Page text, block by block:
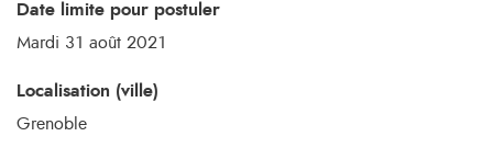
Date limite pour postuler
Mardi 31 août 2021
Localisation (ville)
Grenoble